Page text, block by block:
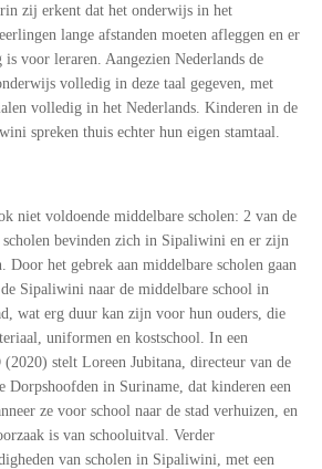
zij erkent dat het onderwijs in het
lange afstanden moeten afleggen en er
is voor leraren. Aangezien Nederlands de
volledig in deze taal gegeven, met
volledig in het Nederlands. Kinderen in de
spreken thuis echter hun eigen stamtaal.
niet voldoende middelbare scholen: 2 van de
scholen bevinden zich in Sipaliwini en er zijn
Door het gebrek aan middelbare scholen gaan
Sipaliwini naar de middelbare school in
wat erg duur kan zijn voor hun ouders, die
uniformen en kostschool. In een
stelt Loreen Jubitana, directeur van de
Dorpshoofden in Suriname, dat kinderen een
ze voor school naar de stad verhuizen, en
is van schooluitval. Verder
van scholen in Sipaliwini, met een